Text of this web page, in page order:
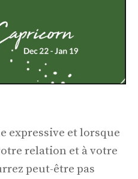
expressive et lorsque
relation et à votre
peut-être pas